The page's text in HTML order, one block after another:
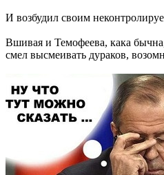
И возбудил своим
Вшивая и Темофеева, кака
смел высмеивать дураков,